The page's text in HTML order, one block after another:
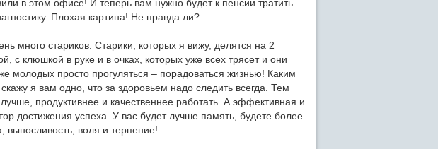
в этом офисе! И теперь вам нужно будет к пенсии тратить
Плохая картина! Не правда ли?
много стариков. Старики, которых я вижу, делятся на 2
с клюшкой в руке и в очках, которых уже всех трясет и они
молодых просто прогуляться – порадоваться жизнью! Каким
я вам одно, что за здоровьем надо следить всегда. Тем
продуктивнее и качественнее работать. А эффективная и
достижения успеха. У вас будет лучше память, будете более
выносливость, воля и терпение!